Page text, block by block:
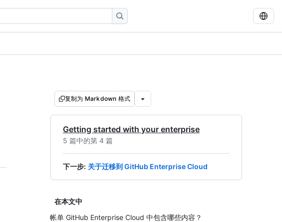
复制为 Markdown 格式
Getting started with your enterprise
5 篇中的第 4 篇
下一步: 关于迁移到 GitHub Enterprise Cloud
在本文中
帐单 GitHub Enterprise Cloud 中包含哪些内容？